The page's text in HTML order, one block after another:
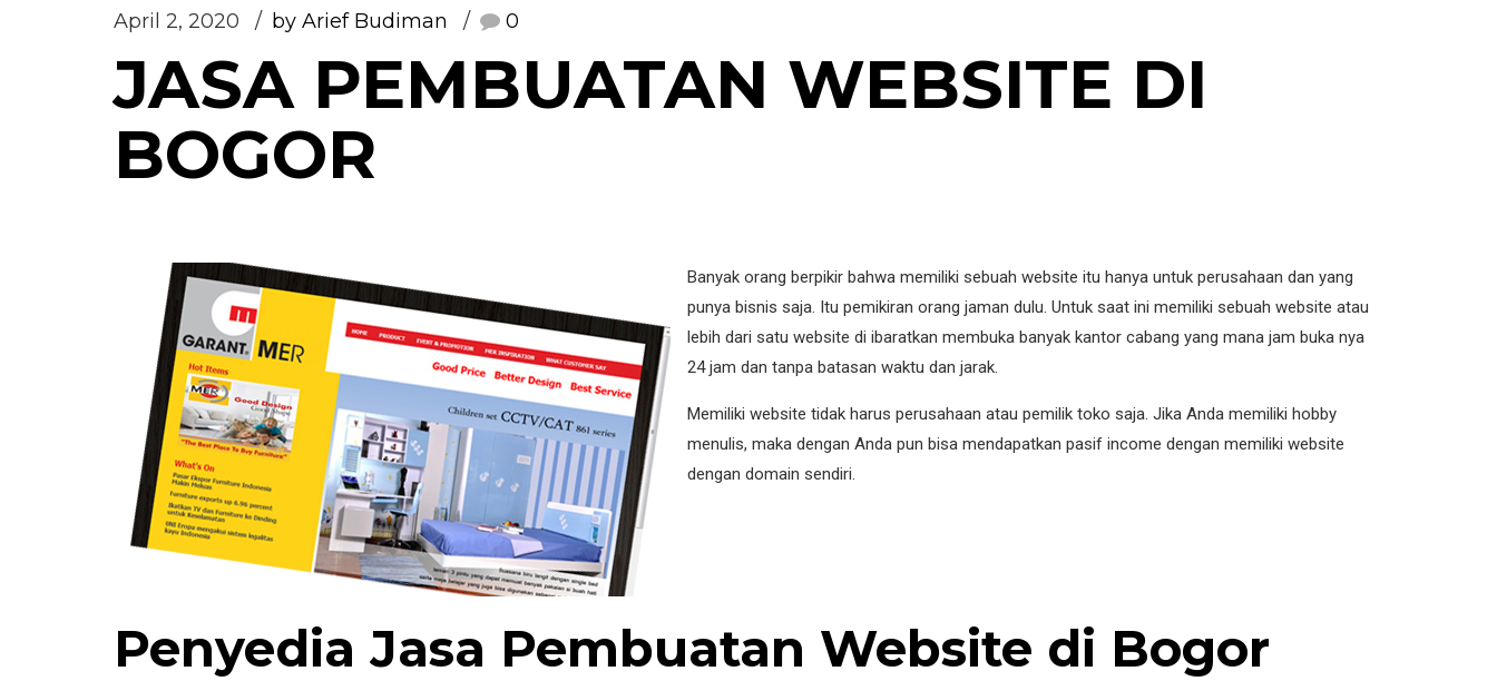
April 2, 2020 by Arief Budiman 0
JASA PEMBUATAN WEBSITE DI
BOGOR
Banyak orang berpikir bahwa memiliki sebuah website itu hanya untuk perusahaan dan yang
punya bisnis saja. Itu pemikiran orang jaman dulu. Untuk saat ini memiliki sebuah website atau
lebih dari satu website di ibaratkan membuka banyak kantor cabang yang mana jam buka nya
24 jam dan tanpa batasan waktu dan jarak.
Memiliki website tidak harus perusahaan atau pemilik toko saja. Jika Anda memiliki hobby
menulis, maka dengan Anda pun bisa mendapatkan pasif income dengan memiliki website
dengan domain sendiri.
Penyedia Jasa Pembuatan Website di Bogor